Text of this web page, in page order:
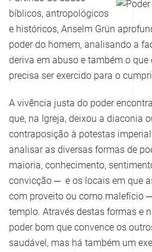
bíblicos, antropológicos
e históricos, Anselm Grün
poder do homem, analisando a
deriva em abuso e também o que
precisa ser exercido para o
A vivência justa do poder
que, na Igreja, deixou a diaconia
contraposição à potestas
analisar as diversas formas de
maioria, conhecimento,
convicção ─ e os locais em que
com proveito ou como malefício
templo. Através destas formas e
poder bom que convence os
saudável, mas há também um